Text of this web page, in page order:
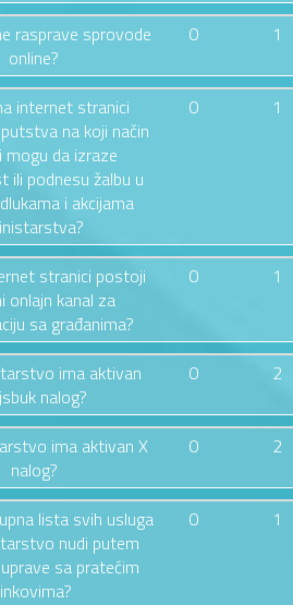
rasprave sprovode
online?
0 1
internet stranici
na koji način
mogu da izraze
ili podnesu žalbu u
i akcijama
0 1
stranici postoji
onlajn kanal za
sa građanima?
0 1
ima aktivan
nalog?
0 2
ima aktivan X
nalog?
0 2
lista svih usluga
nudi putem
sa pratećim
0 1